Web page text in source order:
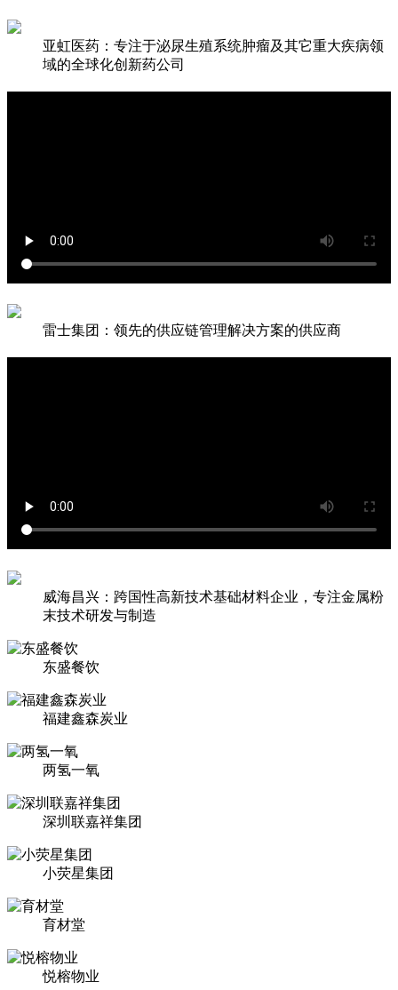
亚虹医药：专注于泌尿生殖系统肿瘤及其它重大疾病领
域的全球化创新药公司
雷士集团：领先的供应链管理解决方案的供应商
威海昌兴：跨国性高新技术基础材料企业，专注金属粉
末技术研发与制造
东盛餐饮
福建鑫森炭业
两氢一氧
深圳联嘉祥集团
小荧星集团
育材堂
悦榕物业